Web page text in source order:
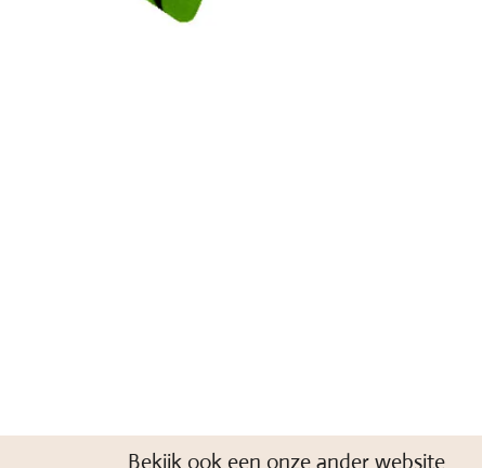
Bekijk ook een onze ander website